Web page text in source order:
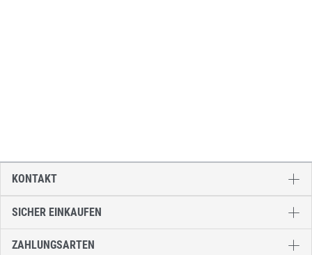
SICHER EINKAUFEN
ZAHLUNGSARTEN
KONTAKT